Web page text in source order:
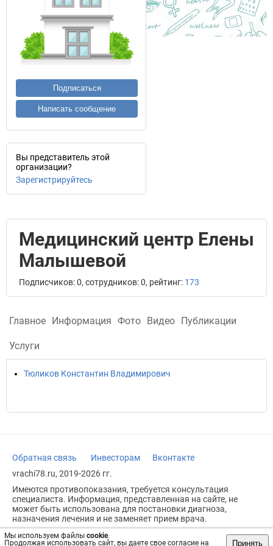
Мы используем файлы cookie.
Продолжая использовать сайт, вы даете свое согласие на
Принять
Подписаться
Написать сообщение
Вы представитель этой
организации?
Зарегистрируйтесь
Медицинский центр Елены
Малышевой
Подписчиков: 0, сотрудников: 0, рейтинг: 173
Главное Информация Фото Видео Публикации
Услуги
Тюликов Константин Владимирович
Обратная связь Инвесторам
Вконтакте
vrachi78.ru, 2019-2026 гг.
Имеются противопоказания, требуется консультация
специалиста. Информация, представленная на сайте, не
может быть использована для постановки диагноза,
назначения лечения и не заменяет прием врача.
Возрастное ограничение: 18+